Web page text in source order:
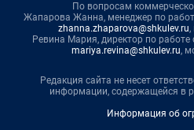
По вопросам
Жапарова Жанна, менеджер по
zhanna.zhaparova@shkulev.ru,
Ревина Мария, директор по
mariya.revina@shkulev.ru,
Редакция сайта не несет
информации, содержащейся в
Информация об